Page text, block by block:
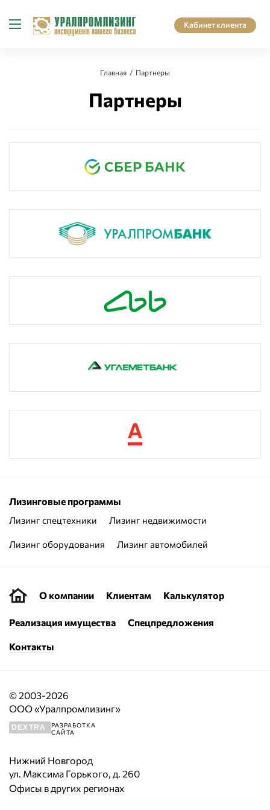
Кабинет клиента
Главная Партнеры
Партнеры
Лизинговые программы
Лизинг спецтехники Лизинг недвижимости
Лизинг оборудования Лизинг автомобилей
О компании Клиентам Калькулятор
Реализация имущества Спецпредложения
Контакты
© 2003-2026
ООО «Уралпромлизинг»
DEXTRA
РАЗРАБОТКА
САЙТА
Нижний Новгород
ул. Максима Горького, д. 260
Офисы в других регионах